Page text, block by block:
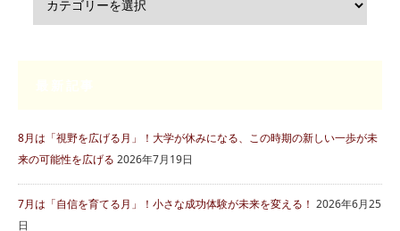
8月は「視野を広げる月」！大学が休みになる、この時期の新しい一歩が未
来の可能性を広げる 2026年7月19日
7月は「自信を育てる月」！小さな成功体験が未来を変える！ 2026年6月25
日